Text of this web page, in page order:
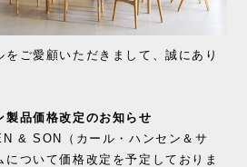
をご愛顧いただきまして、誠にあり
製品価格改定のお知らせ
& SON（カール・ハンセン＆サ
ついて価格改定を予定しておりま